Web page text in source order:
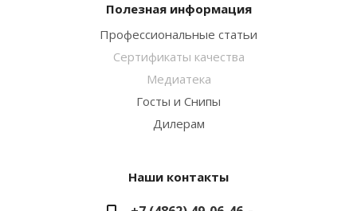
Полезная информация
Профессиональные статьи
Сертификаты качества
Медиатека
Госты и Снипы
Дилерам
Наши контакты